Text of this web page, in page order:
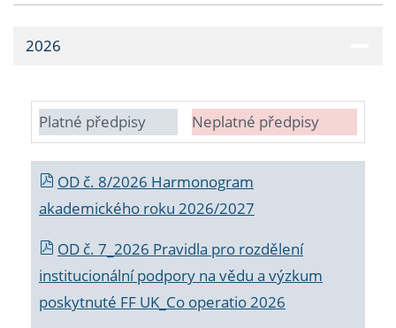
2026
Platné předpisy Neplatné předpisy
OD č. 8/2026 Harmonogram
akademického roku 2026/2027
OD č. 7_2026 Pravidla pro rozdělení
institucionální podpory na vědu a výzkum
poskytnuté FF UK_Co operatio 2026